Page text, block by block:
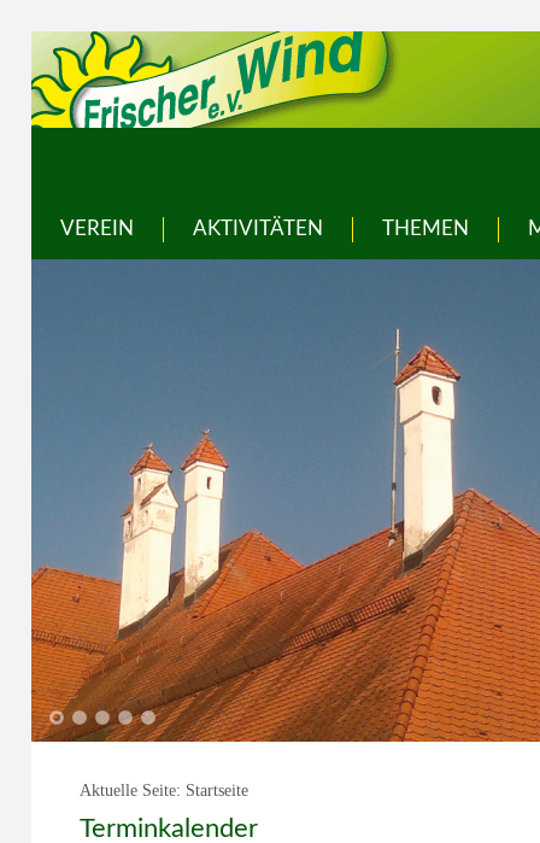
VEREIN AKTIVITÄTEN THEMEN
1 2 3 4 5
Aktuelle Seite: Startseite
Terminkalender